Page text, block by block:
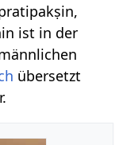
pratipakṣin,
ist in der
übersetzt